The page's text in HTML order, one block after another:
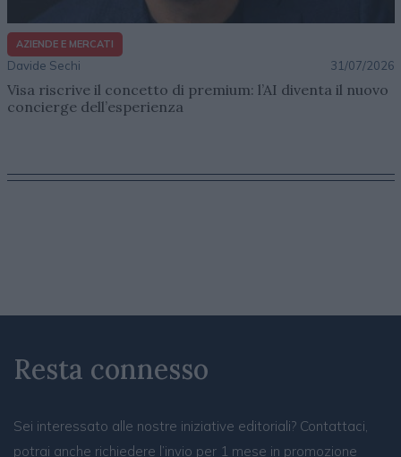
AZIENDE E MERCATI
Davide Sechi 31/07/2026
Visa riscrive il concetto di premium: l’AI diventa il nuovo
concierge dell’esperienza
Resta connesso
Sei interessato alle nostre iniziative editoriali? Contattaci,
potrai anche richiedere l’invio per 1 mese in promozione